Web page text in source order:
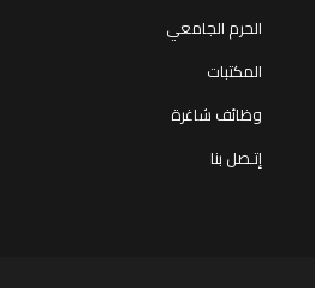
الحرم الجامعي
المكتبات
وظائف شاغرة
إتـصل بنا